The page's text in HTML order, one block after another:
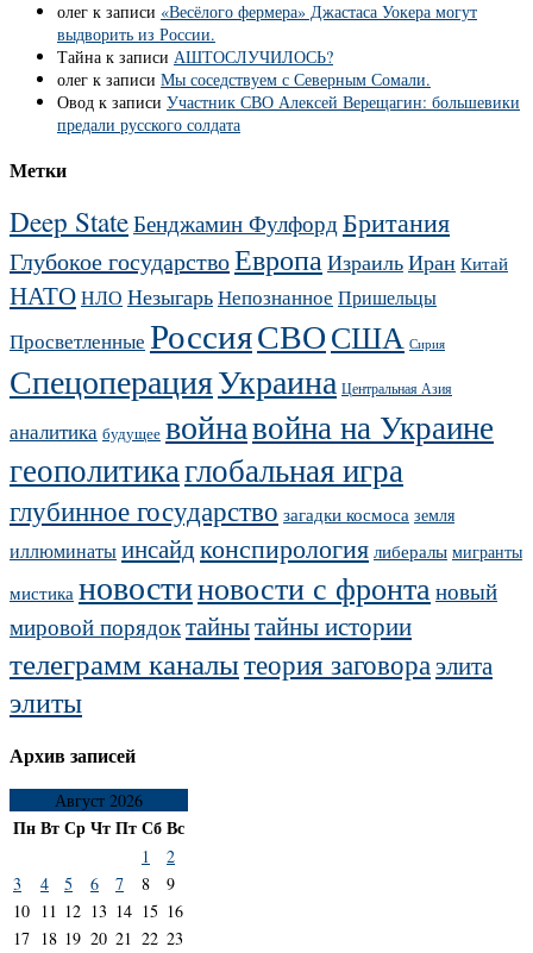
олег к записи «Весёлого фермера» Джастаса Уокера могут
выдворить из России.
Тайна к записи АШТОСЛУЧИЛОСЬ?
олег к записи Мы соседствуем с Северным Сомали.
Овод к записи Участник СВО Алексей Верещагин: большевики
предали русского солдата
Метки
Deep StateБенджамин ФулфордБритания
Глубокое государствоЕвропаИзраильИран Китай
НАТОНЛО НезыгарьНепознанное Пришельцы
Просветленные РоссияСВОСША Сирия
СпецоперацияУкраина Центральная Азия
аналитика будущее войнавойна на Украине
геополитикаглобальная игра
глубинное государство загадки космоса земля
иллюминатыинсайдконспирология либералы мигранты
мистика новостиновости с фронтановый
мировой порядоктайнытайны истории
телеграмм каналытеория заговораэлита
элиты
Архив записей
Август 2026
ПнВтСрЧтПтСбВс
1
2
3
4 5 6 7 8
9
10 11 12 13 14 15 16
17 18 19 20 21 22 23